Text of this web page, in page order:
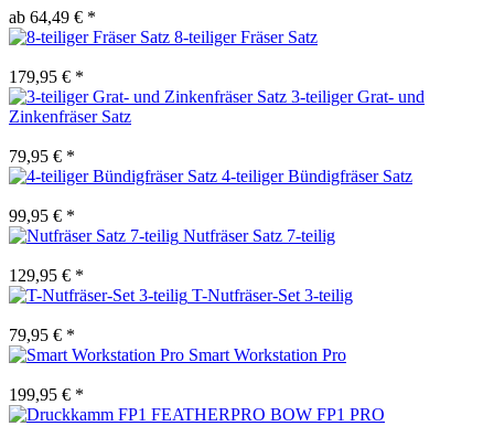
ab 64,49 € *
8-teiliger Fräser Satz
179,95 € *
3-teiliger Grat- und
Zinkenfräser Satz
79,95 € *
4-teiliger Bündigfräser Satz
99,95 € *
Nutfräser Satz 7-teilig
129,95 € *
T-Nutfräser-Set 3-teilig
79,95 € *
Smart Workstation Pro
199,95 € *
BOW FP1 PRO